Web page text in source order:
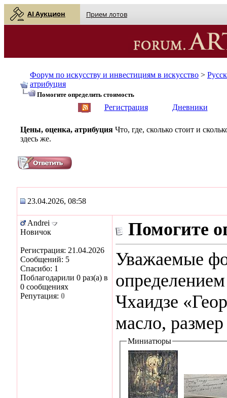
AI Аукцион Прием лотов
Форум по искусству и инвестициям в искусство >
атрибуция
Помогите определить стоимость
Регистрация Дневники
Цены, оценка, атрибуция Что, где, сколько стоит и
здесь же.
23.04.2026, 08:58
Andrei
Новичок
Регистрация: 21.04.2026
Сообщений: 5
Спасибо: 1
Поблагодарили 0 раз(а) в
0 сообщениях
Репутация: 0
Помогите
Уважаемые
Чхаидзе
масло,
Миниатюры